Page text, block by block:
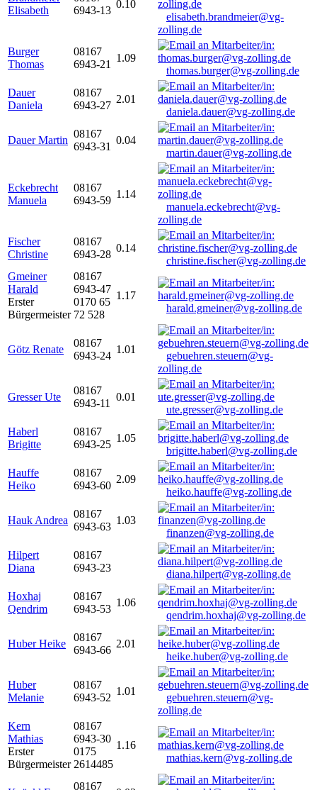
Elisabeth
6943-13
0.10
elisabeth.brandmeier@vg-
zolling.de
Burger
Thomas
08167
6943-21
1.09
thomas.burger@vg-zolling.de
Dauer
Daniela
08167
6943-27
2.01
daniela.dauer@vg-zolling.de
Dauer Martin
08167
6943-31
0.04
martin.dauer@vg-zolling.de
Eckebrecht
Manuela
08167
6943-59
1.14
manuela.eckebrecht@vg-
zolling.de
Fischer
Christine
08167
6943-28
0.14
christine.fischer@vg-zolling.de
Gmeiner
Harald
Erster
Bürgermeister
08167
6943-47
0170 65
72 528
1.17
harald.gmeiner@vg-zolling.de
Götz Renate
08167
6943-24
1.01
gebuehren.steuern@vg-
zolling.de
Gresser Ute
08167
6943-11
0.01
ute.gresser@vg-zolling.de
Haberl
Brigitte
08167
6943-25
1.05
brigitte.haberl@vg-zolling.de
Hauffe
Heiko
08167
6943-60
2.09
heiko.hauffe@vg-zolling.de
Hauk Andrea
08167
6943-63
1.03
finanzen@vg-zolling.de
Hilpert
Diana
08167
6943-23
diana.hilpert@vg-zolling.de
Hoxhaj
Qendrim
08167
6943-53
1.06
qendrim.hoxhaj@vg-zolling.de
Huber Heike
08167
6943-66
2.01
heike.huber@vg-zolling.de
Huber
Melanie
08167
6943-52
1.01
gebuehren.steuern@vg-
zolling.de
Kern
Mathias
Erster
Bürgermeister
08167
6943-30
0175
2614485
1.16
mathias.kern@vg-zolling.de
08167